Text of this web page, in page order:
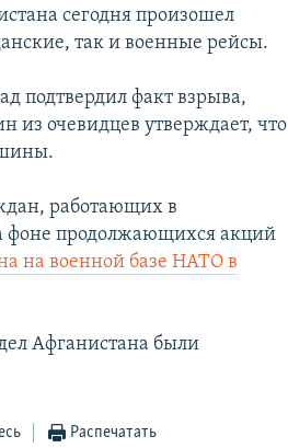
сегодня произошел
так и военные рейсы.
подтвердил факт взрыва,
из очевидцев утверждает, что
работающих в
фоне продолжающихся акций
на военной базе НАТО в
Афганистана были
Распечатать